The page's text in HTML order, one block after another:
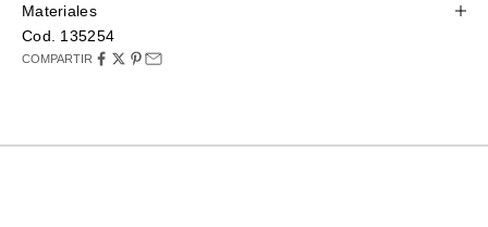
Materiales
Cod. 135254
COMPARTIR